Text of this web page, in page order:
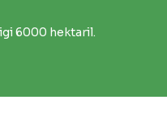
6000 hektaril.